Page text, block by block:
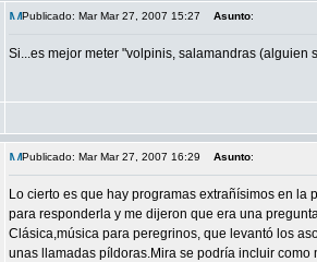
Publicado: Mar Mar 27, 2007 15:27 Asunto:
Si...es mejor meter "volpinis, salamandras (alguien
Publicado: Mar Mar 27, 2007 16:29 Asunto:
Lo cierto es que hay programas extrañísimos en
para responderla y me dijeron que era una
Clásica,música para peregrinos, que levantó los
unas llamadas píldoras.Mira se podría incluir como